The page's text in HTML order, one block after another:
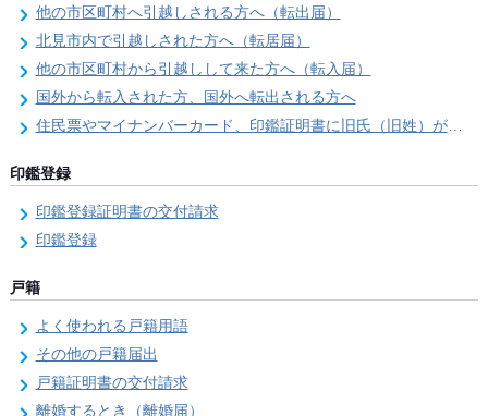
他の市区町村へ引越しされる方へ（転出届）
北見市内で引越しされた方へ（転居届）
他の市区町村から引越しして来た方へ（転入届）
国外から転入された方、国外へ転出される方へ
住民票やマイナンバーカード、印鑑証明書に旧氏（旧姓）が併記できるようになりました！
印鑑登録
印鑑登録証明書の交付請求
印鑑登録
戸籍
よく使われる戸籍用語
その他の戸籍届出
戸籍証明書の交付請求
離婚するとき（離婚届）